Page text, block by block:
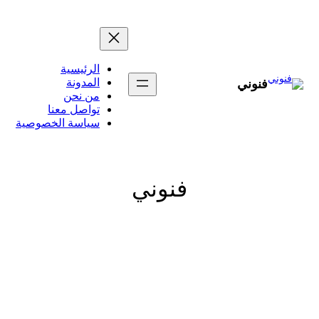
فنوني
الرئيسية
المدونة
من نحن
تواصل معنا
سياسة الخصوصية
فنوني